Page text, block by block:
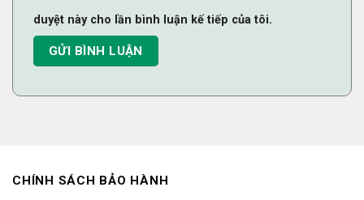
duyệt này cho lần bình luận kế tiếp của tôi.
CHÍNH SÁCH BẢO HÀNH